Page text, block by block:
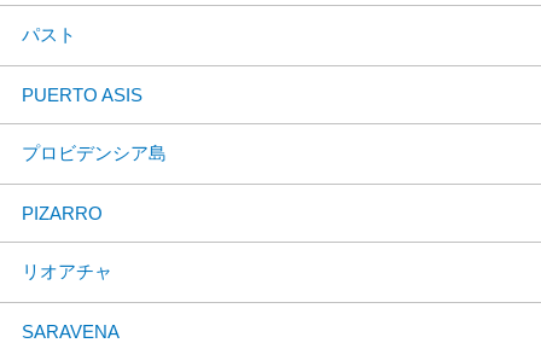
パスト
PUERTO ASIS
プロビデンシア島
PIZARRO
リオアチャ
SARAVENA